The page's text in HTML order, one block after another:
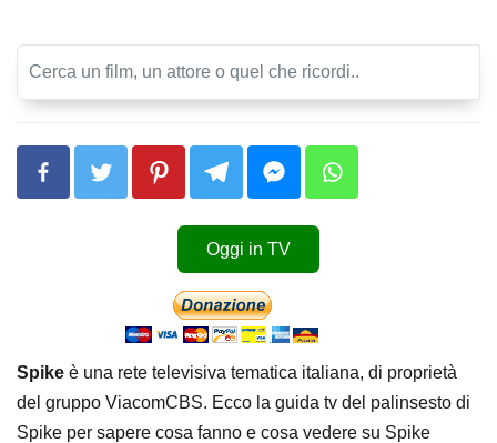
Oggi in TV
Spike è una rete televisiva tematica italiana, di proprietà
del gruppo ViacomCBS. Ecco la guida tv del palinsesto di
Spike per sapere cosa fanno e cosa vedere su Spike